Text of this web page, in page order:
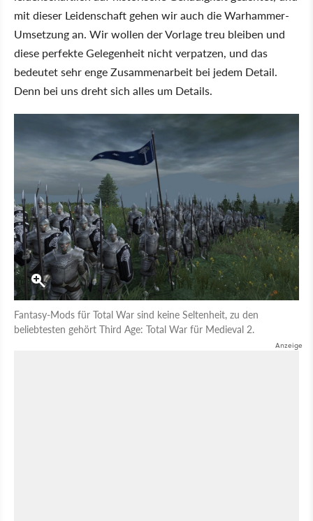
mit dieser Leidenschaft gehen wir auch die Warhammer-
Umsetzung an. Wir wollen der Vorlage treu bleiben und
diese perfekte Gelegenheit nicht verpatzen, und das
bedeutet sehr enge Zusammenarbeit bei jedem Detail.
Denn bei uns dreht sich alles um Details.
Fantasy-Mods für Total War sind keine Seltenheit, zu den
beliebtesten gehört Third Age: Total War für Medieval 2.